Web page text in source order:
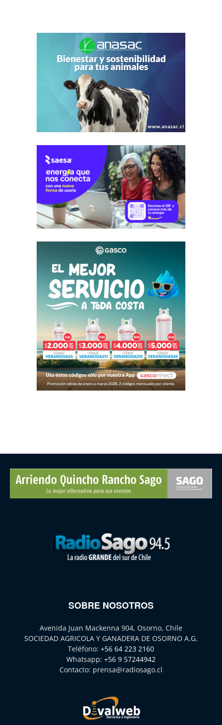
SOBRE NOSOTROS
Avenida Juan Mackenna 904, Osorno, Chile
SOCIEDAD AGRICOLA Y GANADERA DE OSORNO A.G.
Teléfono: +56 64 223 2160
Whatsapp: +56 9 57244942
Contacto: prensa@radiosago.cl